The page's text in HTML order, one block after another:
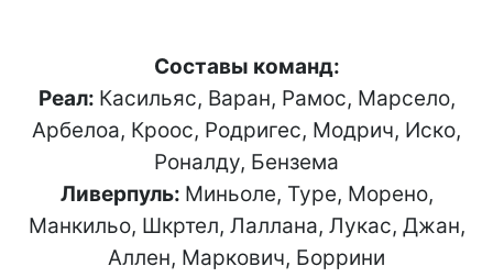
Составы команд:
Реал: Касильяс, Варан, Рамос, Марсело,
Арбелоа, Кроос, Родригес, Модрич, Иско,
Роналду, Бензема
Ливерпуль: Миньоле, Туре, Морено,
Манкильо, Шкртел, Лаллана, Лукас, Джан,
Аллен, Маркович, Боррини